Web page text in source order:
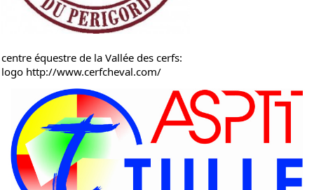
centre équestre de la Vallée des cerfs:
logo http://www.cerfcheval.com/